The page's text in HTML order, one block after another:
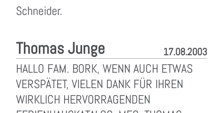
Schneider.
Thomas Junge 17.08.2003
HALLO FAM. BORK, WENN AUCH ETWAS
VERSPÄTET, VIELEN DANK FÜR IHREN
WIRKLICH HERVORRAGENDEN